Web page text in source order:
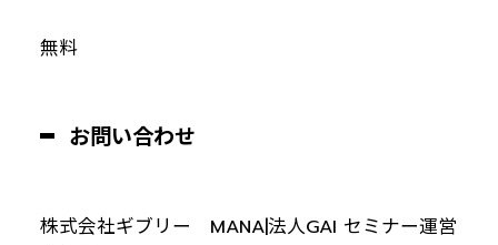
無料
お問い合わせ
株式会社ギブリー MANA|法人GAI セミナー運営